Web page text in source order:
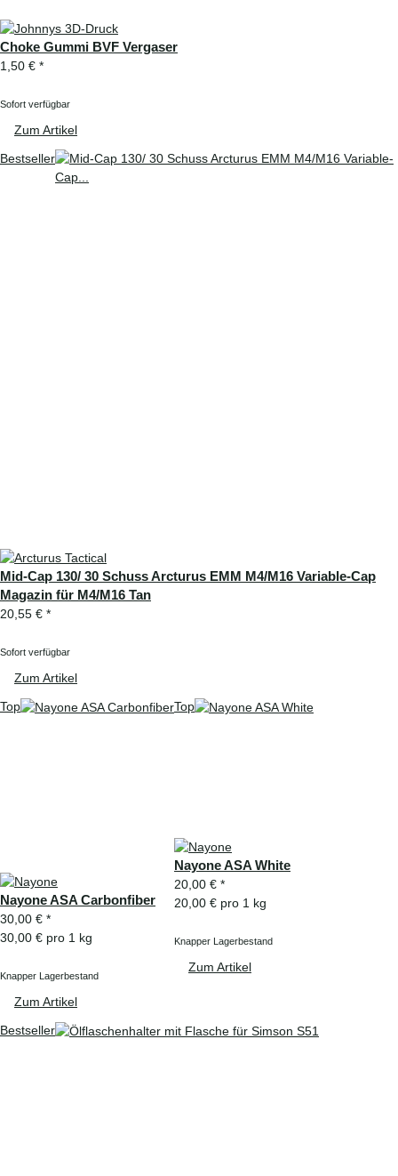
Choke Gummi BVF Vergaser
1,50 € *
Sofort verfügbar
Zum Artikel
Bestseller
Mid-Cap 130/ 30 Schuss Arcturus EMM M4/M16 Variable-Cap
Magazin für M4/M16 Tan
20,55 € *
Sofort verfügbar
Zum Artikel
Top
Nayone ASA Carbonfiber
30,00 € *
30,00 € pro 1 kg
Knapper Lagerbestand
Zum Artikel
Top
Nayone ASA White
20,00 € *
20,00 € pro 1 kg
Knapper Lagerbestand
Zum Artikel
Bestseller